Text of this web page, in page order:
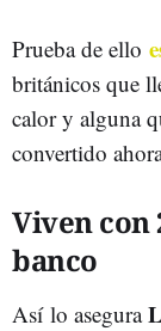
Prueba de ello
británicos que
calor y alguna
convertido
Viven con
banco
Así lo asegura